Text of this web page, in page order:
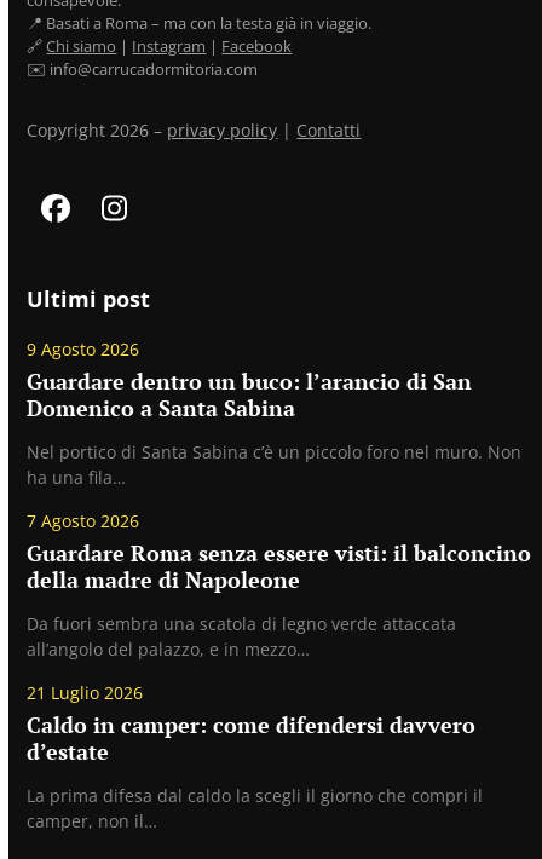
📍 Basati a Roma – ma con la testa già in viaggio.
🔗Chi siamo | Instagram | Facebook
✉️ info@carrucadormitoria.com
Copyright 2026 – privacy policy | Contatti
FacebookInstagram
Ultimi post
9 Agosto 2026
Guardare dentro un buco: l’arancio di San
Domenico a Santa Sabina
Nel portico di Santa Sabina c’è un piccolo foro nel muro. Non
ha una fila…
7 Agosto 2026
Guardare Roma senza essere visti: il balconcino
della madre di Napoleone
Da fuori sembra una scatola di legno verde attaccata
all’angolo del palazzo, e in mezzo…
21 Luglio 2026
Caldo in camper: come difendersi davvero
d’estate
La prima difesa dal caldo la scegli il giorno che compri il
camper, non il…